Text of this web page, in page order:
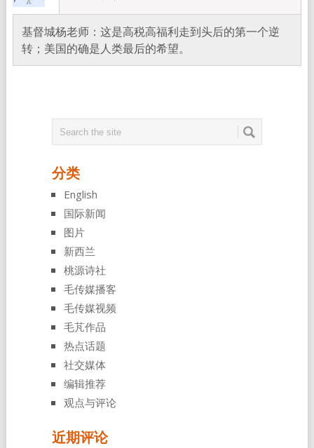
基督城杨老师：这是高税高福利走到头后的第一个逆
转；美国的确是人类最后的希望。
分类
English
国际新闻
图片
新西兰
桃源诗社
毛传媒播客
毛传媒视频
毛芃作品
热点话题
社交媒体
编辑推荐
观点与评论
近期评论